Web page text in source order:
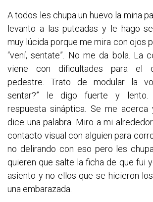
A todos les chupa un huevo la mina
levanto a las puteadas y le hago
muy lúcida porque me mira con ojos
“vení, sentate”. No me da bola. La
viene con dificultades para el
pedestre. Trato de modular la
sentar?” le digo fuerte y lento.
respuesta sináptica. Se me
dice una palabra. Miro a mi
contacto visual con alguien para
no delirando con eso pero les
quieren que salte la ficha de que fui
asiento y no ellos que se hicieron
una embarazada.